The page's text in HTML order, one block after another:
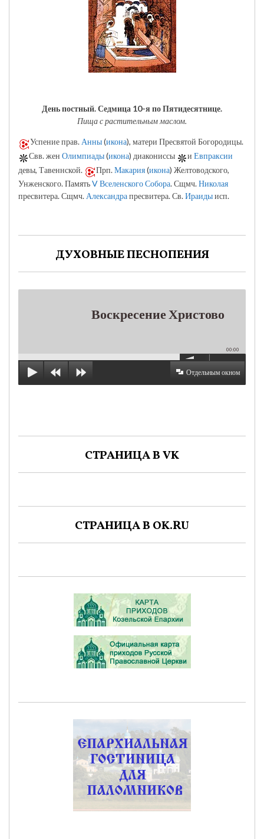
День постный.Седмица 10-я по Пятидесятнице.
Пища с растительным маслом.
Успение прав. Анны(икона), матери Пресвятой Богородицы.
Свв. жен Олимпиады(икона) диакониссы и Евпраксии
девы, Тавеннской.
Прп.Макария(икона) Желтоводского,
Унженского. ПамятьV Вселенского Собора. Сщмч.Николая
пресвитера. Сщмч.Александрапресвитера. Св.Ираидыисп.
ДУХОВНЫЕ ПЕСНОПЕНИЯ
Воскресение Христово
00:00
Отдельным окном
СТРАНИЦА В VK
СТРАНИЦА В OK.RU